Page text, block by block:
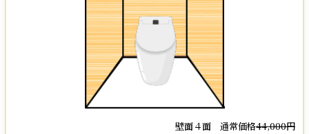
壁面４面 通常価格44,000円